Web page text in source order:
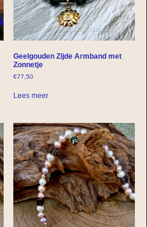
Geelgouden Zijde Armband met
Zonnetje
€77,50
Lees meer